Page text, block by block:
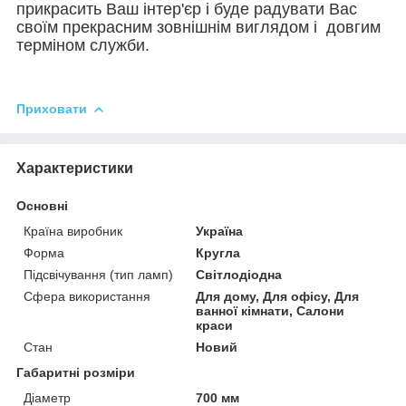
прикрасить Ваш інтер'єр і буде радувати Вас
своїм прекрасним зовнішнім виглядом і довгим
терміном служби.
Приховати
Характеристики
Основні
Країна виробник
Україна
Форма
Кругла
Підсвічування (тип ламп)
Світлодіодна
Сфера використання
Для дому, Для офісу, Для
ванної кімнати, Салони
краси
Стан
Новий
Габаритні розміри
Діаметр
700 мм